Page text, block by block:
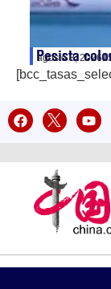
Pesista
agosto 8, 2026